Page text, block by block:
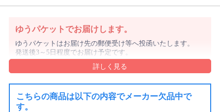
ゆうパケットでお届けします。
ゆうパケットはお届け先の郵便受け等へ投函いたします。
発送後3～5日程度でお届け予定です。
沖縄県や離島は1週間前後でのお届け予定となります。
ゆうパケットの規定のサイズを超える購入数の場合や代金
引換をご選択の場合は宅配便にてお届けします。
詳細・ご注意事項はご利用ガイドをご確認ください。
こちらの商品は以下の内容でメーカー欠品中で
す。